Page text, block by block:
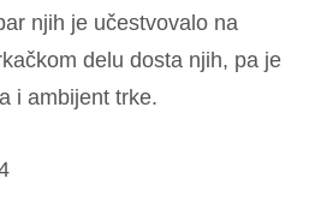
njih je učestvovalo na
delu dosta njih, pa je
i ambijent trke.